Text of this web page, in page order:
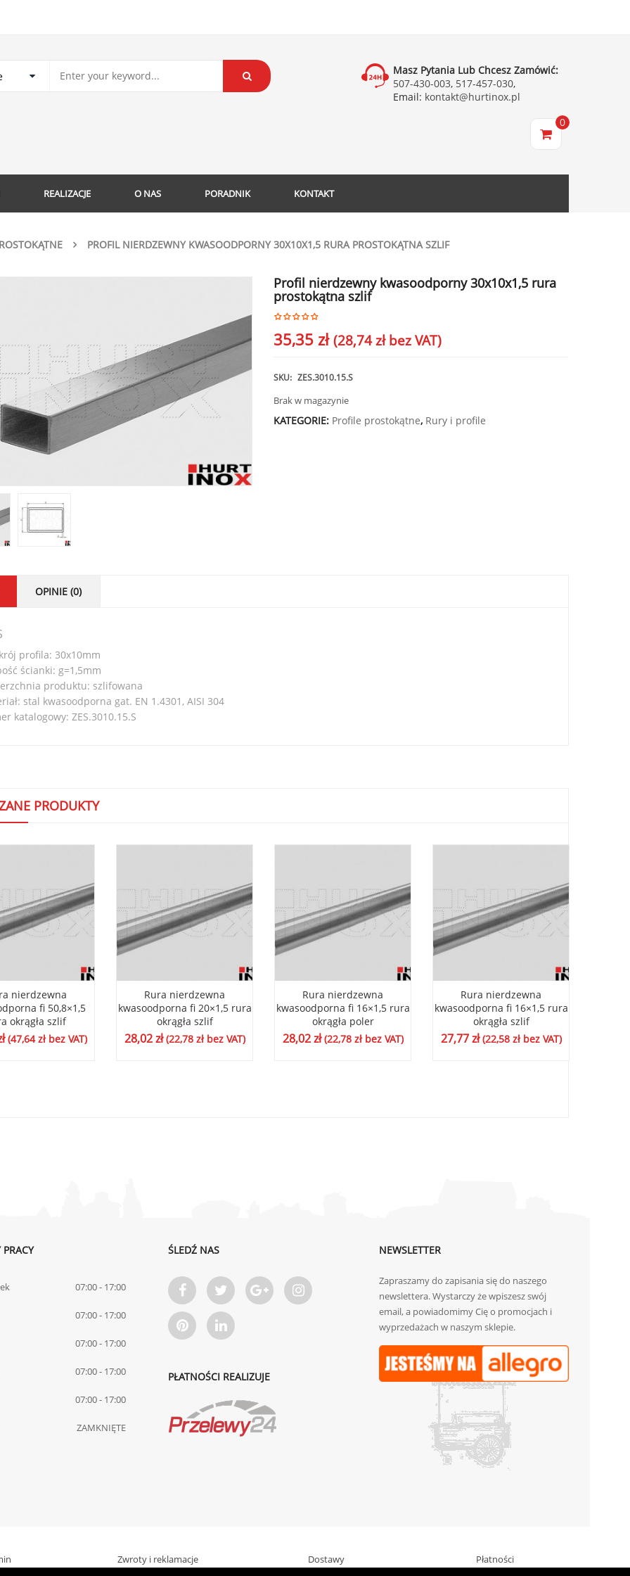
Masz Pytania Lub Chcesz Zamówić:
507-430-003, 517-457-030,
Email: kontakt@hurtinox.pl
0
REALIZACJE O NAS PORADNIK KONTAKT
PROFIL NIERDZEWNY KWASOODPORNY 30X10X1,5 RURA PROSTOKĄTNA SZLIF
Profil nierdzewny kwasoodporny 30x10x1,5 rura
prostokątna szlif
35,35 zł (28,74złbez VAT)
SKU: ZES.3010.15.S
Brak w magazynie
KATEGORIE: Profile prostokątne, Rury i profile
OPINIE (0)
profila: 30x10mm
ścianki: g=1,5mm
produktu: szlifowana
stal kwasoodporna gat. EN 1.4301, AISI 304
katalogowy: ZES.3010.15.S
PRODUKTY
nierdzewna
fi 50,8×1,5
okrągła szlif
(47,64złbez VAT)
Rura nierdzewna
kwasoodporna fi 20×1,5 rura
okrągła szlif
28,02zł (22,78 złbez VAT)
Rura nierdzewna
kwasoodporna fi 16×1,5 rura
okrągła poler
28,02zł (22,78 złbez VAT)
Rura nierdzewna
kwasoodporna fi 16×1,5 rura
okrągła szlif
27,77zł (22,58 złbez VAT)
07:00 - 17:00
07:00 - 17:00
07:00 - 17:00
07:00 - 17:00
07:00 - 17:00
ZAMKNIĘTE
ŚLEDŹ NAS
PŁATNOŚCI REALIZUJE
NEWSLETTER
Zapraszamy do zapisania się do naszego
newslettera. Wystarczy że wpiszesz swój
email, a powiadomimy Cię o promocjach i
wyprzedażach w naszym sklepie.
Zwroty i reklamacje Dostawy Płatności